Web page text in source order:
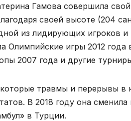
Гамова совершила
своей высоте (204
из лидирующих игроков
Олимпийские игры 2012
2007 года и другие
травмы и перерывы в
В 2018 году она
в Турции.